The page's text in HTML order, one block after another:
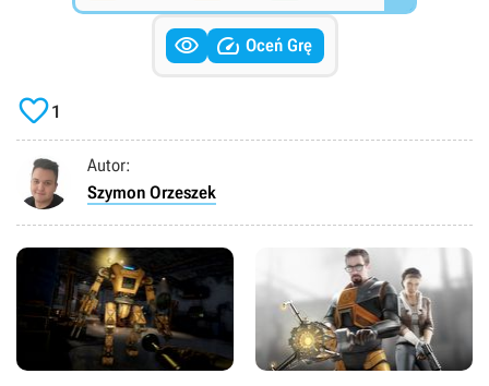
  Oceń Grę
1
Autor:
Szymon Orzeszek